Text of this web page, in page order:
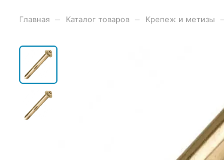
Главная Каталог товаров Крепеж и метизы